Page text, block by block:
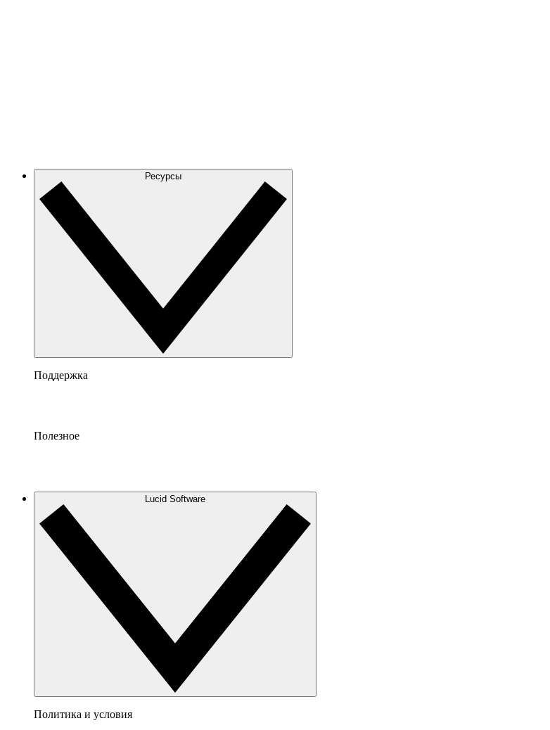
Ресурсы
Поддержка
Полезное
Lucid Software
Политика и условия